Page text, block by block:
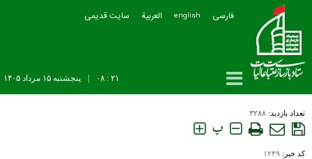
فارسی english العربیة سایت قدیمی
پنجشنبه ۱۵ مرداد ۱۴۰۵ ۲۱ : ۰۸
تعداد بازدید: ۳۲۸۸
پ
کد خبر: ۱۲۴۹